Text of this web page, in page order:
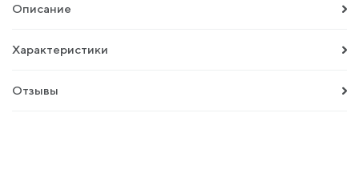
Описание
Характеристики
Отзывы